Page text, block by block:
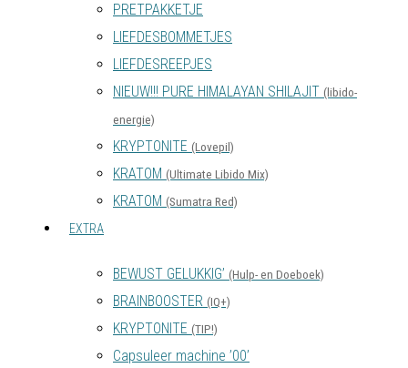
PRETPAKKETJE
LIEFDESBOMMETJES
LIEFDESREEPJES
NIEUW!!! PURE HIMALAYAN SHILAJIT (libido-
energie)
KRYPTONITE (Lovepil)
KRATOM (Ultimate Libido Mix)
KRATOM (Sumatra Red)
EXTRA
BEWUST GELUKKIG’ (Hulp- en Doeboek)
BRAINBOOSTER (IQ+)
KRYPTONITE (TIP!)
Capsuleer machine ’00’